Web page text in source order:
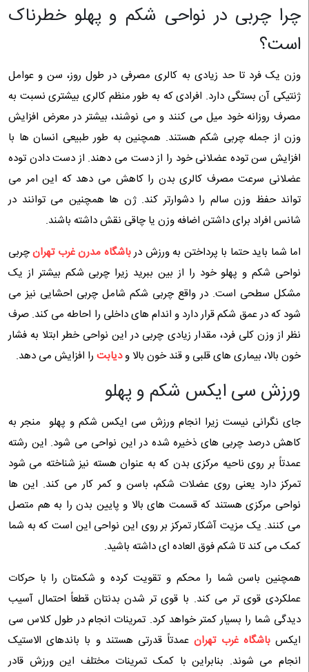
چرا چربی در نواحی شکم و پهلو خطرناک
است؟
وزن یک فرد تا حد زیادی به کالری مصرفی در طول روز، سن و عوامل
ژنتیکی آن بستگی دارد. افرادی که به طور منظم کالری بیشتری نسبت به
مصرف روزانه خود میل می کنند و می نوشند، بیشتر در معرض افزایش
وزن از جمله چربی شکم هستند. همچنین به طور طبیعی انسان ها با
افزایش سن توده عضلانی خود را از دست می دهند. از دست دادن توده
عضلانی سرعت مصرف کالری بدن را کاهش می دهد که این امر می
تواند حفظ وزن سالم را دشوارتر کند. ژن ها همچنین می توانند در
شانس افراد برای داشتن اضافه وزن یا چاقی نقش داشته باشند.
اما شما باید حتما با پرداختن به ورزش درباشگاه مدرن غرب تهرانچربی
نواحی شکم و پهلو خود را از بین ببرید زیرا چربی شکم بیشتر از یک
مشکل سطحی است. در واقع چربی شکم شامل چربی احشایی نیز می
شود که در عمق شکم قرار دارد و اندام های داخلی را احاطه می کند. صرف
نظر از وزن کلی فرد، مقدار زیادی چربی در این نواحی خطر ابتلا به فشار
خون بالا، بیماری های قلبی و قند خون بالا ودیابت را افزایش می دهد.
ورزش سی ایکس شکم و پهلو
جای نگرانی نیست زیرا انجام ورزش سی ایکس شکم و پهلو منجر به
کاهش درصد چربی های ذخیره شده در این نواحی می ‌شود. این رشته
عمدتاً بر روی ناحیه مرکزی بدن که به عنوان هسته نیز شناخته می شود
تمرکز دارد یعنی روی عضلات شکم، باسن و کمر کار می کند. این ها
نواحی مرکزی هستند که قسمت های بالا و پایین بدن را به هم متصل
می کنند. یک مزیت آشکار تمرکز بر روی این نواحی این است که به شما
کمک می کند تا شکم فوق العاده ای داشته باشید.
همچنین باسن شما را محکم و تقویت کرده و شکمتان را با حرکات
عملکردی قوی تر می کند. با قوی تر شدن بدنتان قطعاً احتمال آسیب
دیدگی شما را بسیار کمتر خواهد کرد. تمرینات انجام در طول کلاس سی
ایکسباشگاه غرب تهرانعمدتاً قدرتی هستند و با باندهای الاستیک
انجام می شوند. بنابراین با کمک تمرینات مختلف این ورزش قادر